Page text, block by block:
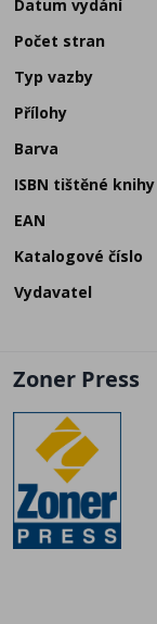
Datum vydání
Počet stran
Typ vazby
Přílohy
Barva
ISBN tištěné knihy
EAN
Katalogové číslo
Vydavatel
Zoner Press